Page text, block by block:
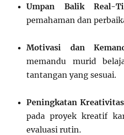
Umpan Balik Real-
pemahaman dan
Motivasi dan
memandu murid
tantangan yang sesuai.
Peningkatan
pada proyek kreatif
evaluasi rutin.